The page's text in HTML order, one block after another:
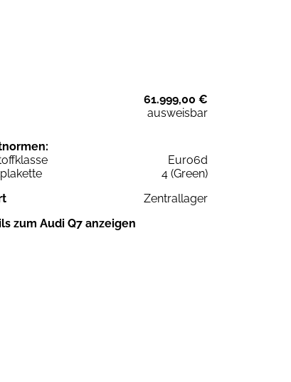
61.999,00 €
ausweisbar
Euro6d
4 (Green)
Zentrallager
zum Audi Q7 anzeigen